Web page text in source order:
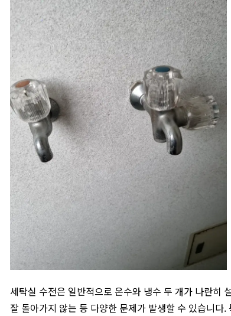
세탁실 수전은 일반적으로 온수와 냉수 두 개가 나란히
잘 돌아가지 않는 등 다양한 문제가 발생할 수 있습니다